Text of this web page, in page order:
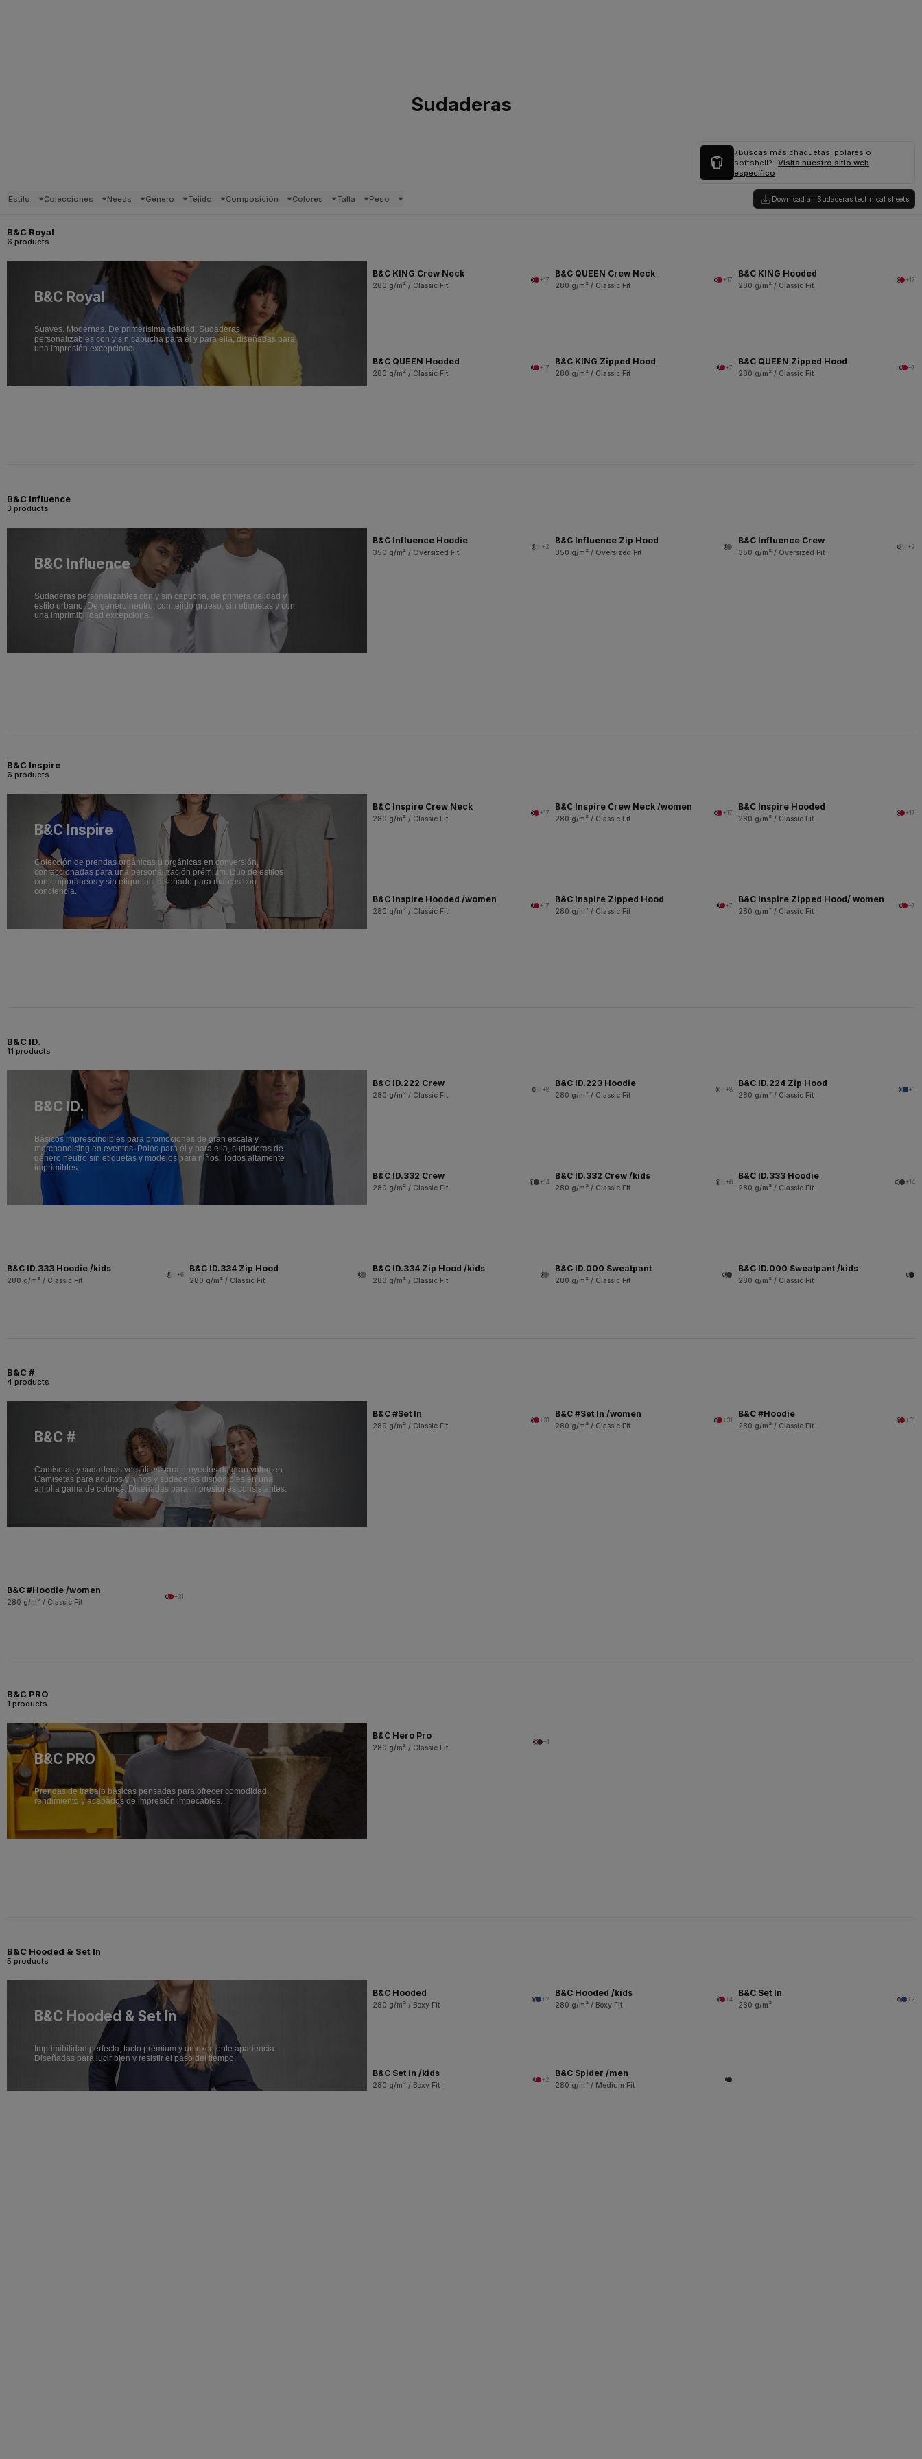
Sudaderas
¿Buscas más chaquetas, polares o
softshell?
Visita nuestro sitio web
específico
Estilo Colecciones Needs Género Tejido Composición Colores Talla Peso Download all Sudaderas technical sheets
B&C Royal
6 products
B&C Royal
Suaves. Modernas. De primerísima calidad. Sudaderas
personalizables con y sin capucha para él y para ella, diseñadas para
una impresión excepcional.
B&C KING Crew Neck
280 g/m² / Classic Fit
+17
B&C QUEEN Crew Neck
280 g/m² / Classic Fit
+17
B&C KING Hooded
280 g/m² / Classic Fit
+17
B&C QUEEN Hooded
280 g/m² / Classic Fit
+17
B&C KING Zipped Hood
280 g/m² / Classic Fit
+7
B&C QUEEN Zipped Hood
280 g/m² / Classic Fit
+7
B&C Influence
3 products
B&C Influence
Sudaderas personalizables con y sin capucha, de primera calidad y
estilo urbano. De género neutro, con tejido grueso, sin etiquetas y con
una imprimibilidad excepcional.
B&C Influence Hoodie
350 g/m² / Oversized Fit
+2
B&C Influence Zip Hood
350 g/m² / Oversized Fit
B&C Influence Crew
350 g/m² / Oversized Fit
+2
B&C Inspire
6 products
B&C Inspire
Colección de prendas orgánicas u orgánicas en conversión,
confeccionadas para una personalización prémium. Dúo de estilos
contemporáneos y sin etiquetas, diseñado para marcas con
conciencia.
B&C Inspire Crew Neck
280 g/m² / Classic Fit
+17
B&C Inspire Crew Neck /women
280 g/m² / Classic Fit
+17
B&C Inspire Hooded
280 g/m² / Classic Fit
+17
B&C Inspire Hooded /women
280 g/m² / Classic Fit
+17
B&C Inspire Zipped Hood
280 g/m² / Classic Fit
+7
B&C Inspire Zipped Hood/ women
280 g/m² / Classic Fit
+7
B&C ID.
11 products
B&C ID.
Básicos imprescindibles para promociones de gran escala y
merchandising en eventos. Polos para él y para ella, sudaderas de
género neutro sin etiquetas y modelos para niños. Todos altamente
imprimibles.
B&C ID.222 Crew
280 g/m² / Classic Fit
+8
B&C ID.223 Hoodie
280 g/m² / Classic Fit
+8
B&C ID.224 Zip Hood
280 g/m² / Classic Fit
+1
B&C ID.332 Crew
280 g/m² / Classic Fit
+14
B&C ID.332 Crew /kids
280 g/m² / Classic Fit
+6
B&C ID.333 Hoodie
280 g/m² / Classic Fit
+14
B&C ID.333 Hoodie /kids
280 g/m² / Classic Fit
+6
B&C ID.334 Zip Hood
280 g/m² / Classic Fit
B&C ID.334 Zip Hood /kids
280 g/m² / Classic Fit
B&C ID.000 Sweatpant
280 g/m² / Classic Fit
B&C ID.000 Sweatpant /kids
280 g/m² / Classic Fit
B&C #
4 products
B&C #
Camisetas y sudaderas versátiles para proyectos de gran volumen.
Camisetas para adultos y niños y sudaderas disponibles en una
amplia gama de colores. Diseñadas para impresiones consistentes.
B&C #Set In
280 g/m² / Classic Fit
+31
B&C #Set In /women
280 g/m² / Classic Fit
+31
B&C #Hoodie
280 g/m² / Classic Fit
+31
B&C #Hoodie /women
280 g/m² / Classic Fit
+31
B&C PRO
1 products
B&C PRO
Prendas de trabajo básicas pensadas para ofrecer comodidad,
rendimiento y acabados de impresión impecables.
B&C Hero Pro
280 g/m² / Classic Fit
+1
B&C Hooded & Set In
5 products
B&C Hooded & Set In
Imprimibilidad perfecta, tacto prémium y un excelente apariencia.
Diseñadas para lucir bien y resistir el paso del tiempo.
B&C Hooded
280 g/m² / Boxy Fit
+2
B&C Hooded /kids
280 g/m² / Boxy Fit
+4
B&C Set In
280 g/m²
+2
B&C Set In /kids
280 g/m² / Boxy Fit
+2
B&C Spider /men
280 g/m² / Medium Fit